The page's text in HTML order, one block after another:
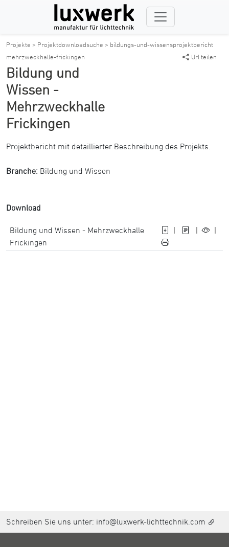
Projekte > Projektdownloadsuche > bildungs-und-wissensprojektbericht
mehrzweckhalle-frickingen
Url teilen
Bildung und
Wissen -
Mehrzweckhalle
Frickingen
Projektbericht mit detaillierter Beschreibung des Projekts.
Branche: Bildung und Wissen
Download
Bildung und Wissen - Mehrzweckhalle
Frickingen
| | |
Schreiben Sie uns unter: info@luxwerk-lichttechnik.com